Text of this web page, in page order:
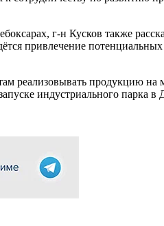
г-н Кусков также
привлечение
реализовывать продукцию
индустриального парка в